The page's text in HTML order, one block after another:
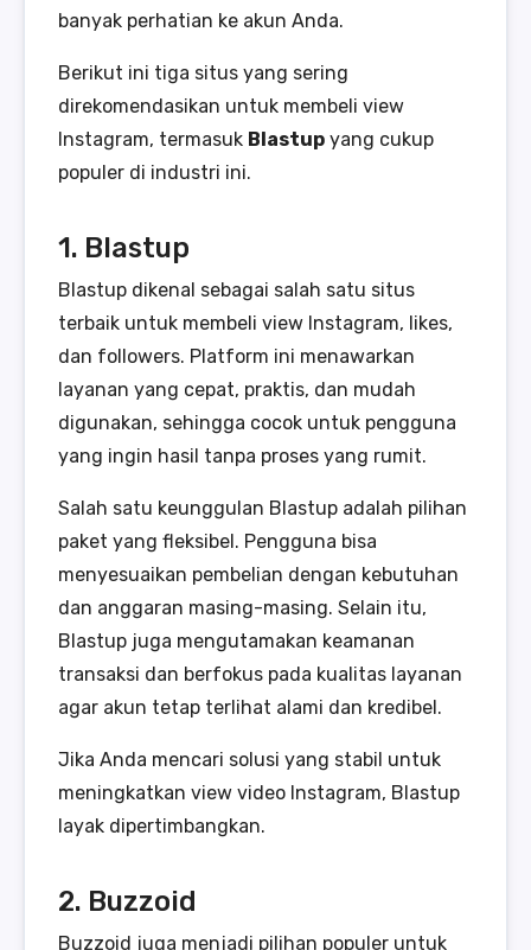
banyak perhatian ke akun Anda.
Berikut ini tiga situs yang sering
direkomendasikan untuk membeli view
Instagram, termasuk Blastup yang cukup
populer di industri ini.
1. Blastup
Blastup dikenal sebagai salah satu situs
terbaik untuk membeli view Instagram, likes,
dan followers. Platform ini menawarkan
layanan yang cepat, praktis, dan mudah
digunakan, sehingga cocok untuk pengguna
yang ingin hasil tanpa proses yang rumit.
Salah satu keunggulan Blastup adalah pilihan
paket yang fleksibel. Pengguna bisa
menyesuaikan pembelian dengan kebutuhan
dan anggaran masing-masing. Selain itu,
Blastup juga mengutamakan keamanan
transaksi dan berfokus pada kualitas layanan
agar akun tetap terlihat alami dan kredibel.
Jika Anda mencari solusi yang stabil untuk
meningkatkan view video Instagram, Blastup
layak dipertimbangkan.
2. Buzzoid
Buzzoid juga menjadi pilihan populer untuk